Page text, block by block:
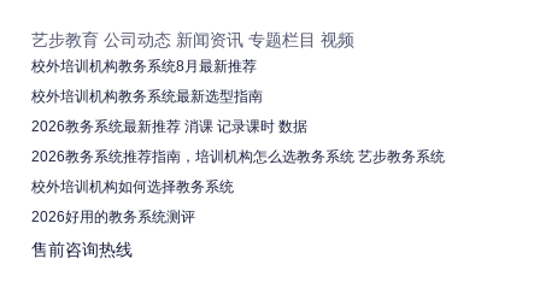
艺步教育 公司动态 新闻资讯 专题栏目 视频
校外培训机构教务系统8月最新推荐
校外培训机构教务系统最新选型指南
2026教务系统最新推荐 消课 记录课时 数据
2026教务系统推荐指南，培训机构怎么选教务系统 艺步教务系统
校外培训机构如何选择教务系统
2026好用的教务系统测评
售前咨询热线